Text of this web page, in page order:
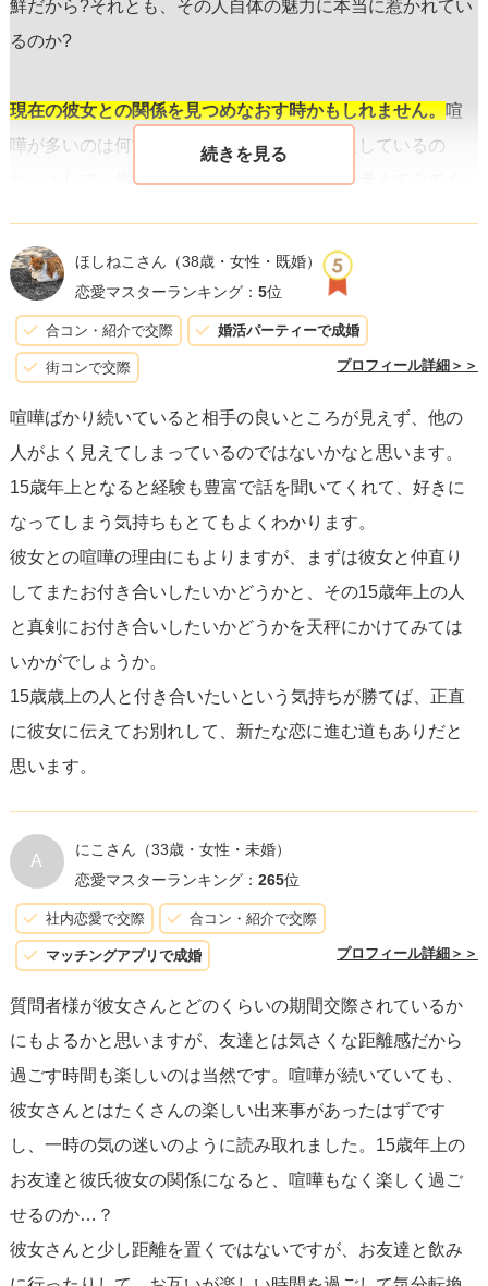
鮮だから?それとも、その人自体の魅力に本当に惹かれてい
るのか?
現在の彼女との関係を見つめなおす時かもしれません。喧
嘩が多いのは何故か、二人の関係に何が不足しているの
か。そして、修復する意志はあるのか冷静に考えてみてく
が、根本的な不一致が原因であれば、お互いのために前進
することも選択肢です。
次に行動に移す前に、じっくりと時間をかけて自問自答
し、あなた自身の気持ちに正直になりましょう。
で、今後の関係をどうしていきたいのかを考えてくださ
い。誰かを傷つけずに、自分の気持ちに誠実に生きること
が、最も重要です。無理に答えを急がず、自分の感情に耳
を傾け、慎重に次の一歩を踏み出してください。
最後に、どの決断を下す場合でも誠実さを忘れず、今の彼
女には正直に話し、友達に対しても健全な関係を保つよう
心がけてください。
ほしねこさん （38歳・女性・既婚）
恋愛マスターランキング： 5位
合コン・紹介で交際 婚活パーティーで成婚
街コンで交際 プロフィール詳細＞＞
喧嘩ばかり続いていると相手の良いところが見えず、他の
人がよく見えてしまっているのではないかなと思います。
15歳年上となると経験も豊富で話を聞いてくれて、好きに
なってしまう気持ちもとてもよくわかります。
彼女との喧嘩の理由にもよりますが、まずは彼女と仲直り
してまたお付き合いしたいかどうかと、その15歳年上の人
と真剣にお付き合いしたいかどうかを天秤にかけてみては
いかがでしょうか。
15歳歳上の人と付き合いたいという気持ちが勝てば、正直
に彼女に伝えてお別れして、新たな恋に進む道もありだと
思います。
A
にこさん （33歳・女性・未婚）
恋愛マスターランキング： 265位
社内恋愛で交際 合コン・紹介で交際
マッチングアプリで成婚 プロフィール詳細＞＞
質問者様が彼女さんとどのくらいの期間交際されているか
にもよるかと思いますが、友達とは気さくな距離感だから
過ごす時間も楽しいのは当然です。喧嘩が続いていても、
彼女さんとはたくさんの楽しい出来事があったはずです
し、一時の気の迷いのように読み取れました。15歳年上の
お友達と彼氏彼女の関係になると、喧嘩もなく楽しく過ご
せるのか…？
彼女さんと少し距離を置くではないですが、お友達と飲み